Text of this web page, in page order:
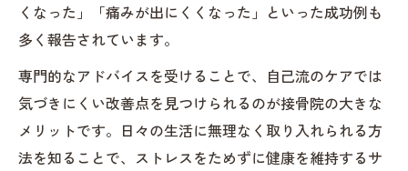
くなった」「痛みが出にくくなった」といった成功例も
多く報告されています。
専門的なアドバイスを受けることで、自己流のケアでは
気づきにくい改善点を見つけられるのが接骨院の大きな
メリットです。日々の生活に無理なく取り入れられる方
法を知ることで、ストレスをためずに健康を維持するサ